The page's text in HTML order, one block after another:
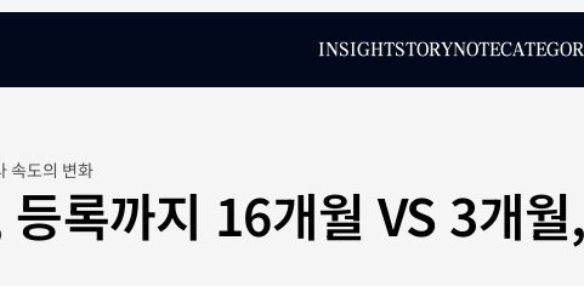
INSIGHTSTORYNOTE
속도의 변화
록까지 16개월 VS 3개